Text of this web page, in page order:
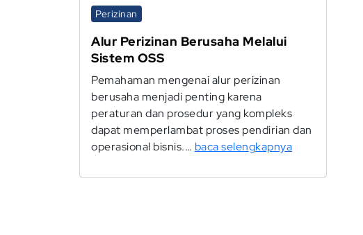
Perizinan
Alur Perizinan Berusaha Melalui
Sistem OSS
Pemahaman mengenai alur perizinan
berusaha menjadi penting karena
peraturan dan prosedur yang kompleks
dapat memperlambat proses pendirian dan
operasional bisnis.… baca selengkapnya